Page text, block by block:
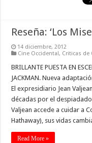
Reseña: ‘Los
14 diciembre, 2012
Cine Occidental, Criticas de
BRILLANTE PUESTA EN
JACKMAN. Nueva
El expresidiario Jean
décadas por el
Valjean accede a cuidar a
Hathaway), sus vidas
Read More »